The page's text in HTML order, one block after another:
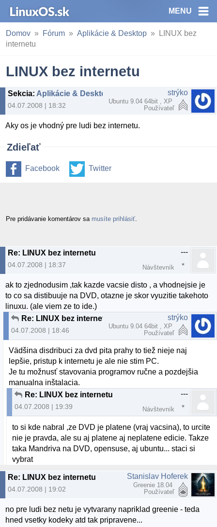
MENU
Domov Fórum Aplikácie & Desktop
LINUX bez
internetu
LINUX bez internetu
Sekcia: Aplikácie & Desktop
04.07.2008 | 18:32
strýko
Ubuntu 9.04 64bit , XP
Používateľ
Aky os je vhodný pre ludi bez internetu.
Zdieľať
Facebook Twitter
Pre pridávanie komentárov sa musíte prihlásiť
Re: LINUX bez internetu
04.07.2008 | 18:37
---
Návštevník
ak to zjednodusim ,tak kazde vacsie disto , a vhodnejsie je
to co sa distibuuje na DVD, otazne je skor vyuzitie takehoto
linuxu. (ale viem ze to ide.)
Re: LINUX bez internetu
04.07.2008 | 18:46
strýko
Ubuntu 9.04 64bit , XP
Používateľ
Vädšina disdribuci za dvd pita prahy to tiež nieje naj
lepšie, pristup k internetu je ale nie stim PC.
Je tu možnusť stavovania programov ručne a pozdejšia
manualna inštalacia.
Re: LINUX bez internetu
04.07.2008 | 19:39
---
Návštevník
to si kde nabral ,ze DVD je platene (vraj vacsina), to urcite
nie je pravda, ale su aj platene aj neplatene edicie. Takze
taka Mandriva na DVD, opensuse, aj ubuntu... staci si
vybrat
Re: LINUX bez internetu
04.07.2008 | 19:02
Stanislav Hoferek
Greenie 18.04
Používateľ
no pre ludi bez netu je vytvarany napriklad greenie - teda
hned vsetky kodeky atd tak pripravene...